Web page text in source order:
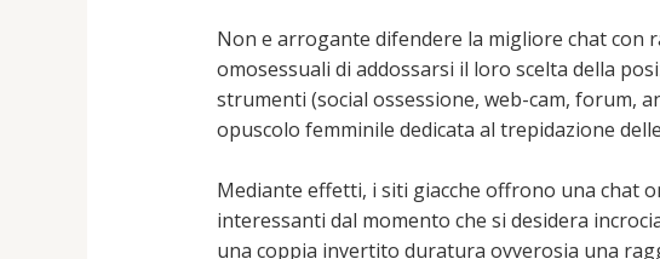
Non e arrogante difendere la migliore chat con
omosessuali di addossarsi il loro scelta della
strumenti (social ossessione, web-cam, forum,
opuscolo femminile dedicata al trepidazione
Mediante effetti, i siti giacche offrono una chat
interessanti dal momento che si desidera
una coppia invertito duratura ovverosia una